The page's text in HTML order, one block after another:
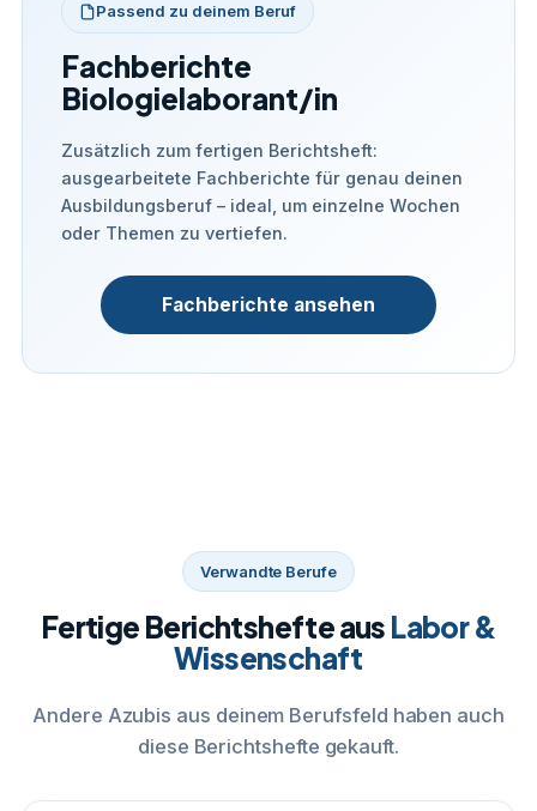
Passend zu deinem Beruf
Fachberichte
Biologielaborant/in
Zusätzlich zum fertigen Berichtsheft:
ausgearbeitete Fachberichte für genau deinen
Ausbildungsberuf – ideal, um einzelne Wochen
oder Themen zu vertiefen.
Fachberichte ansehen
Verwandte Berufe
Fertige Berichtshefte aus Labor &
Wissenschaft
Andere Azubis aus deinem Berufsfeld haben auch
diese Berichtshefte gekauft.